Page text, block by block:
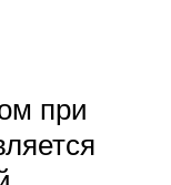
при